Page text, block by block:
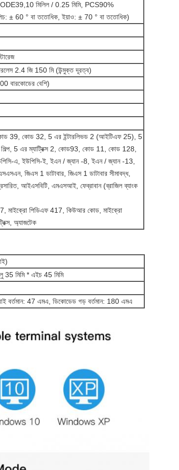
CODE39,10 মিলিল / 0.25 মিমি, PCS90%
± 60 ° বা ততোধিক, ইয়াও: ± 70 ° বা ততোধিক)
2.4 জি 150 মি (উন্মুক্ত দূরত্ব)
বারকোডের বেশি)
39, কোড 32, 5 এর ইন্টারলিভড 2 (আইটিএফ 25), 5
5 এর ম্যাট্রিক্স 2, কোড93, কোড 11, কোড 128,
এ, ইউপিসি-ই, ইএন / জ্যান -8, ইএন / জ্যান -13,
জিএস 1 ডাটাবার, জিএস 1 ডাটাবার সীমাবদ্ধ,
আইএসবিটি, এমএসআই, ফেব্রাবান (ব্রাজিল ব্যাংক
মাইক্রো পিডিএফ 417, কিউআর কোড, মাইক্রো
অ্যাজটেক
35 মিমি * এইচ 45 মিমি
বর্তমান: 47 এমএ, ডিকোডেড গড় বর্তমান: 180 এমএ